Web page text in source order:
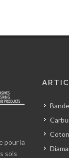
pour la
sols